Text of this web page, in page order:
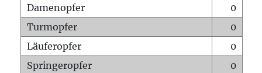
Damenopfer
0
Turmopfer
0
Läuferopfer
0
Springeropfer
0